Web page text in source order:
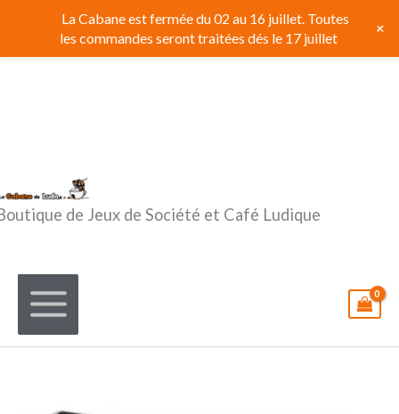
contenu
de Jeux de Société et Café Ludique
La Cabane est fermée du 02 au 16 juillet. Toutes
les commandes seront traitées dés le 17 juillet
+